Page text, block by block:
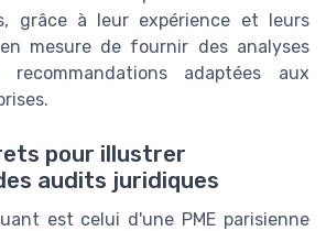
grâce à leur expérience et leurs
mesure de fournir des analyses
adaptées aux
pour illustrer
audits juridiques
est celui d'une PME parisienne